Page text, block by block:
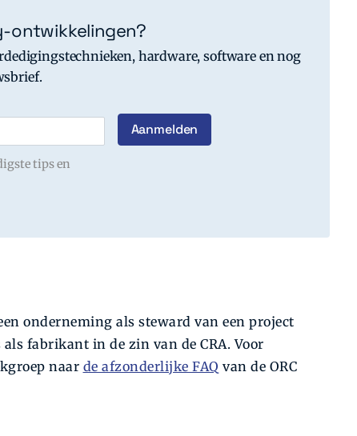
ontwikkelingen?
hardware, software en nog
tips en
onderneming als steward van een project
fabrikant in de zin van de CRA. Voor
naar de afzonderlijke FAQ van de ORC